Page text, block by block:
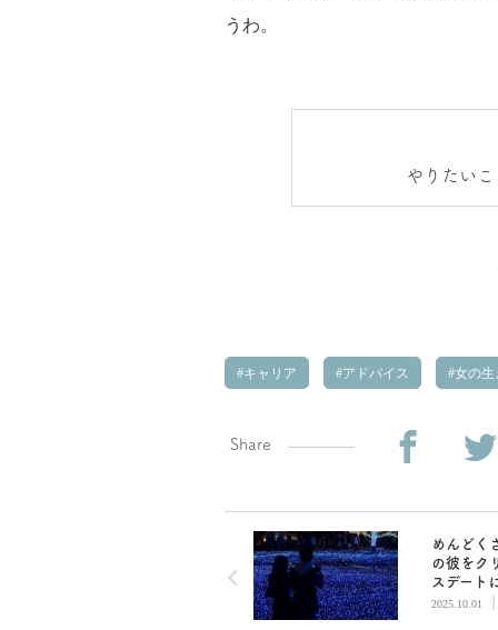
うわ。
やりたい
キャリア アドバイス 女の生
Share
めんどく
の彼をク
スデート
出すには
2025.10.01 |